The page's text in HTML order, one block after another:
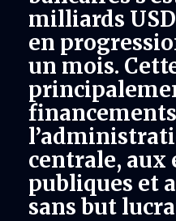
milliards
en
un mois.
financements
centrale, aux
publiques et
sans but